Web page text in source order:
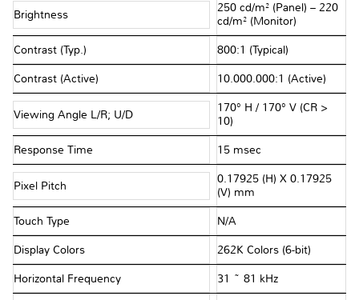
Brightness
250 cd/m² (Panel) – 220
cd/m² (Monitor)
Contrast (Typ.) 800:1 (Typical)
Contrast (Active) 10.000.000:1 (Active)
Viewing Angle L/R; U/D
170° H / 170° V (CR >
10)
Response Time 15 msec
Pixel Pitch
0.17925 (H) X 0.17925
(V) mm
Touch Type N/A
Display Colors 262K Colors (6-bit)
Horizontal Frequency 31 ~ 81 kHz